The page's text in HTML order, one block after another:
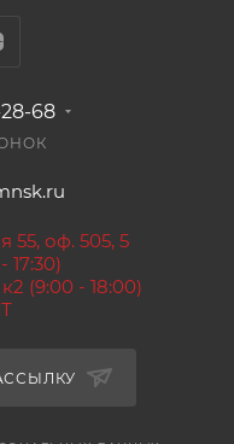
68
оф. 505, 5
17:30)
(9:00 - 18:00)